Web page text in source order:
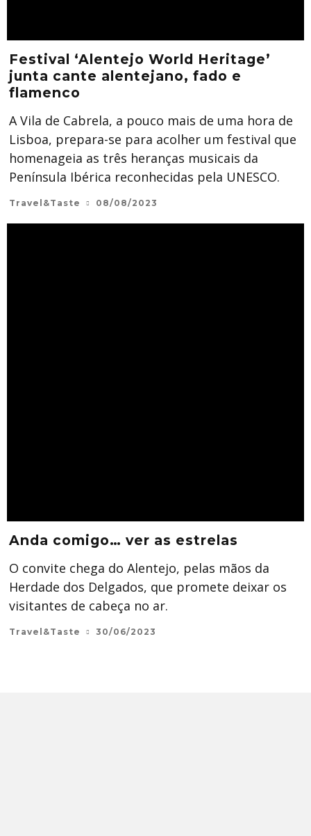
Festival ‘Alentejo World Heritage’
junta cante alentejano, fado e
flamenco
A Vila de Cabrela, a pouco mais de uma hora de
Lisboa, prepara-se para acolher um festival que
homenageia as três heranças musicais da
Península Ibérica reconhecidas pela UNESCO.
Travel&Taste 08/08/2023
Anda comigo… ver as estrelas
O convite chega do Alentejo, pelas mãos da
Herdade dos Delgados, que promete deixar os
visitantes de cabeça no ar.
Travel&Taste 30/06/2023